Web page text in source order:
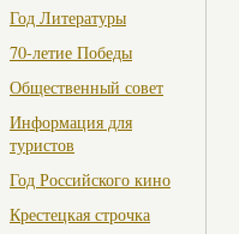
Год Литературы
70-летие Победы
Общественный совет
Информация для
туристов
Год Российского кино
Крестецкая строчка